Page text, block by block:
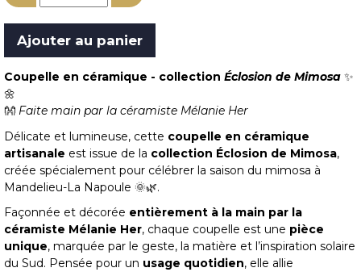
Coupelle en céramique - collection Éclosion de Mimosa ✨
🌼
👐 Faite main par la céramiste Mélanie Her
Délicate et lumineuse, cette coupelle en céramique
artisanale est issue de la collection Éclosion de Mimosa,
créée spécialement pour célébrer la saison du mimosa à
Mandelieu-La Napoule 🌞🌿.
Façonnée et décorée entièrement à la main par la
céramiste Mélanie Her, chaque coupelle est une pièce
unique, marquée par le geste, la matière et l’inspiration solaire
du Sud. Pensée pour un usage quotidien, elle allie